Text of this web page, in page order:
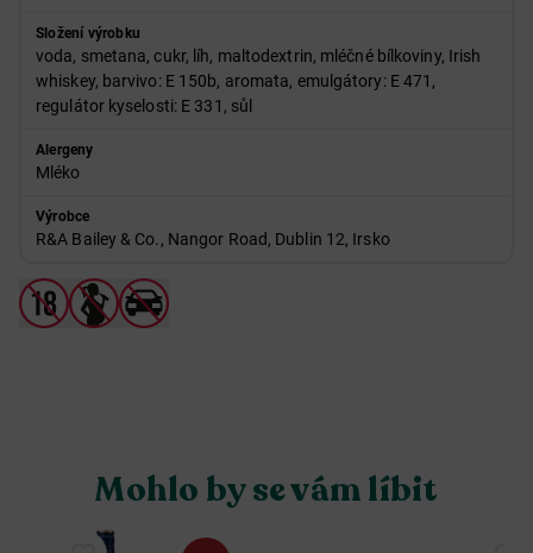
Složení výrobku
voda, smetana, cukr, líh, maltodextrin, mléčné bílkoviny, Irish
whiskey, barvivo: E 150b, aromata, emulgátory: E 471,
regulátor kyselosti: E 331, sůl
Alergeny
Mléko
Výrobce
R&A Bailey & Co., Nangor Road, Dublin 12, Irsko
Mohlo by se vám líbit